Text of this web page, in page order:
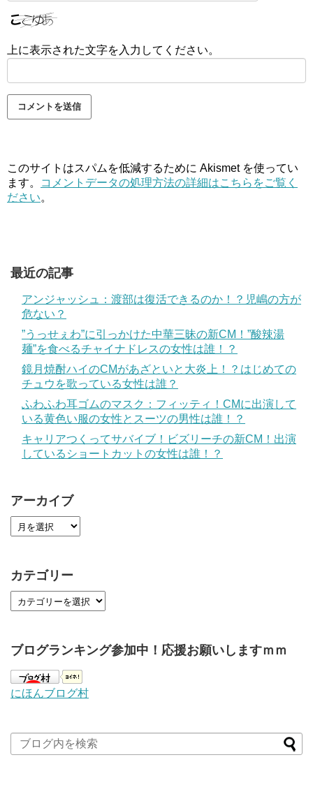
上に表示された文字を入力してください。
このサイトはスパムを低減するために Akismet を使ってい
ます。
コメントデータの処理方法の詳細はこちらをご覧く
ださい。
最近の記事
アンジャッシュ：渡部は復活できるのか！？児嶋の方が
危ない？
”うっせぇわ”に引っかけた中華三昧の新CM！”酸辣湯
麺”を食べるチャイナドレスの女性は誰！？
鏡月焼酎ハイのCMがあざといと大炎上！？はじめての
チュウを歌っている女性は誰？
ふわふわ耳ゴムのマスク：フィッティ！CMに出演して
いる黄色い服の女性とスーツの男性は誰！？
キャリアつくってサバイブ！ビズリーチの新CM！出演
しているショートカットの女性は誰！？
アーカイブ
カテゴリー
ブログランキング参加中！応援お願いしますｍｍ
にほんブログ村